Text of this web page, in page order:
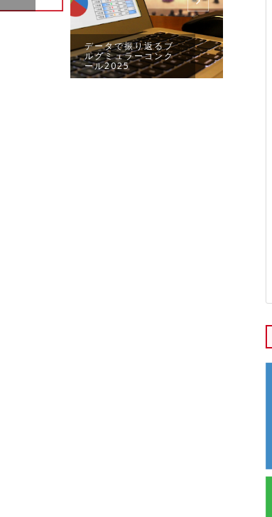
データで振り返るブ
ルグミュラーコンク
ール2025